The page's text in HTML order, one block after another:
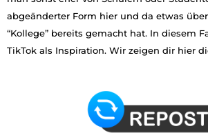
abgeänderter Form hier und da etwas
“Kollege” bereits gemacht hat. In diesem
TikTok als Inspiration. Wir zeigen dir hier